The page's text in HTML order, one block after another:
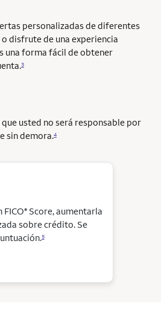
personalizadas de diferentes
disfrute de una experiencia
una forma fácil de obtener
3
usted no será responsable por
sin demora.4
®Score, aumentarla
sobre crédito. Se
5